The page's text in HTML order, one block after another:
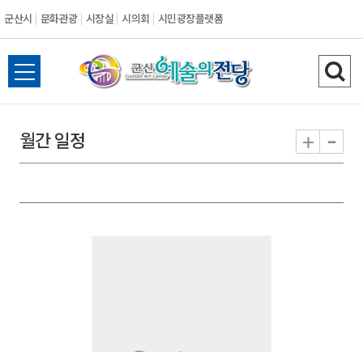
군산시 문화관광 시장실 시의회 시민광장플랫폼
군
산
전
체
뉴
열
검
색
기
월간 일정 + -